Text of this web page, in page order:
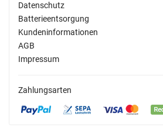
Datenschutz
Batterieentsorgung
Kundeninformationen
AGB
Impressum
Zahlungsarten